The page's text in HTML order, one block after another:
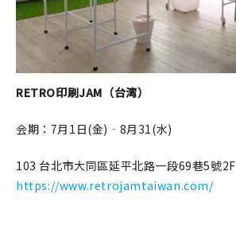
RETRO印刷JAM（台湾）
会期：7月1日(金)‐8月31(水)
103 台北市大同區延平北路一段69巷5號2F
https://www.retrojamtaiwan.com/